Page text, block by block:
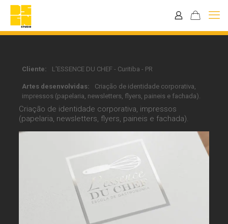
Cliente: L'ESSENCE DU CHEF - Curitiba - PR
Artes desenvolvidas:
Criação de identidade corporativa,
impressos (papelaria, newsletters, flyers, paineis e fachada).
Criação de identidade corporativa, impressos
(papelaria, newsletters, flyers, paineis e fachada).